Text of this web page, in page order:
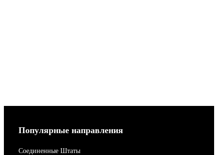
Популярные направления
Соединенные Штаты